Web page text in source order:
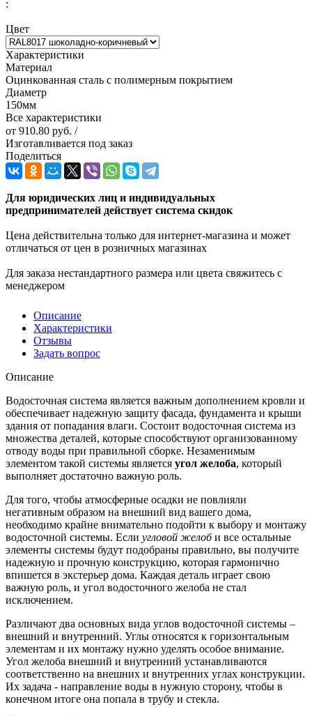
:
Цвет
Характеристики
Материал
Оцинкованная сталь с полимерным покрытием
Диаметр
150мм
Все характеристики
от 910.80 руб. /
Изготавливается под заказ
Поделиться
Для юридических лиц и индивидуальных
предпринимателей действует система скидок
Цена действительна только для интернет-магазина и может
отличаться от цен в розничных магазинах
Для заказа нестандартного размера или цвета свяжитесь с
менеджером
Описание
Характеристики
Отзывы
Задать вопрос
Описание
Водосточная система является важным дополнением кровли и
обеспечивает надежную защиту фасада, фундамента и крыши
здания от попадания влаги. Состоит водосточная система из
множества деталей, которые способствуют организованному
отводу воды при правильной сборке. Незаменимым
элементом такой системы является угол желоба, который
выполняет достаточно важную роль.
Для того, чтобы атмосферные осадки не повлияли
негативным образом на внешний вид вашего дома,
необходимо крайне внимательно подойти к выбору и монтажу
водосточной системы. Если угловой желоби все остальные
элементы системы будут подобраны правильно, вы получите
надежную и прочную конструкцию, которая гармонично
впишется в экстерьер дома. Каждая деталь играет свою
важную роль, и угол водосточного желоба не стал
исключением.
Различают два основных вида углов водосточной системы –
внешний и внутренний. Углы относятся к горизонтальным
элементам и их монтажу нужно уделять особое внимание.
Угол желоба внешний и внутренний устанавливаются
соответственно на внешних и внутренних углах конструкции.
Их задача - направление воды в нужную сторону, чтобы в
конечном итоге она попала в трубу и стекла.